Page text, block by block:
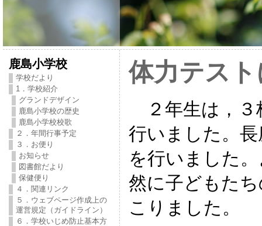
鹿島小学校
学校だより
1．学校紹介
グランドデザイン
鹿島小学校の歴史
鹿島小学校校歌
２．年間行事予定
３．お便り
お知らせ
図書館だより
保健便り
４．関連リンク
５．ウェブページ作成上の
運営規定（ガイドライン）
６．学校いじめ防止基本方
体力テス
２年生は，３
行いました。
を行いました
然に子どもた
こりました。